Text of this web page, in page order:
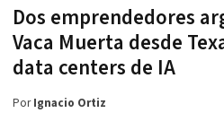
Dos emprendedores
Vaca Muerta desde
data centers de IA
PorIgnacio Ortiz